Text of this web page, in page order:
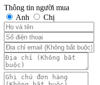
Thông tin người mua
Anh
Chị